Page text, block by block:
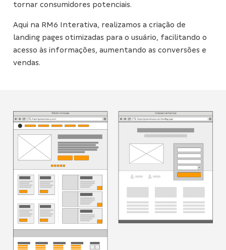
tornar consumidores potenciais.
Aqui na RM6 Interativa, realizamos a criação de
landing pages otimizadas para o usuário, facilitando o
acesso às informações, aumentando as conversões e
vendas.